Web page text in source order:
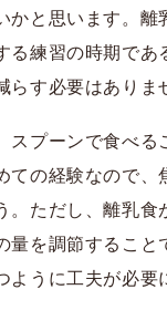
かと思います。離
る練習の時期であ
らす必要はありま
スプーンで食べる
ての経験なので、
。ただし、離乳食
量を調節すること
ように工夫が必要